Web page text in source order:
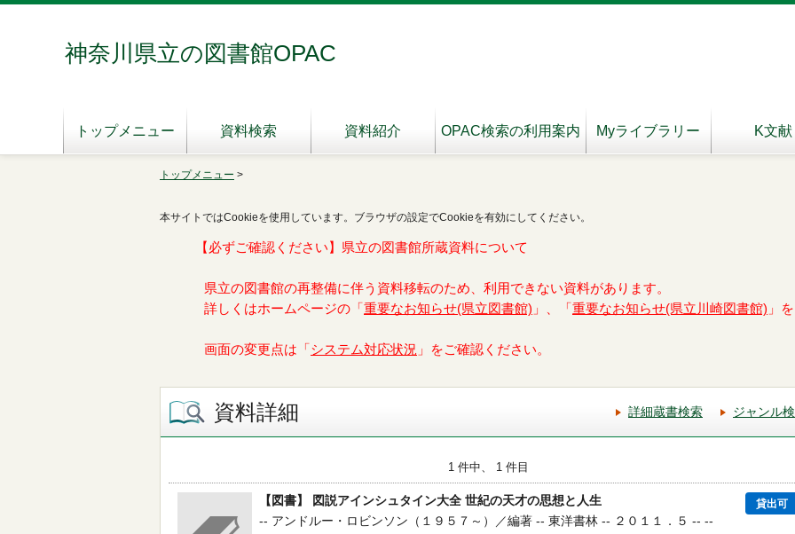
神奈川県立の図書館OPAC
トップメニュー 資料検索 資料紹介 OPAC検索の利用案内 Myライブラリー K文献
トップメニュー >
本サイトではCookieを使用しています。ブラウザの設定でCookieを有効にしてください。
【必ずご確認ください】県立の図書館所蔵資料について
県立の図書館の再整備に伴う資料移転のため、利用できない資料があります。
詳しくはホームページの「 重要なお知らせ(県立図書館) 」、「 重要なお知らせ(県立川崎図書館) 」
画面の変更点は「 システム対応状況 」をご確認ください。
資料詳細 詳細蔵書検索 ジャンル
1 件中、 1 件目
【図書】 図説アインシュタイン大全 世紀の天才の思想と人生 貸出可
-- アンドルー・ロビンソン（１９５７～）／編著 -- 東洋書林 -- ２０１１．５ -- --